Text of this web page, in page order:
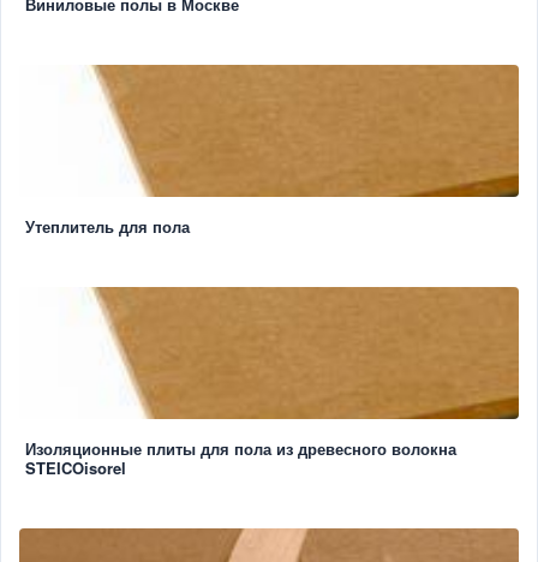
Утеплитель для пола
Изоляционные плиты для пола из древесного волокна
STEICOisorel